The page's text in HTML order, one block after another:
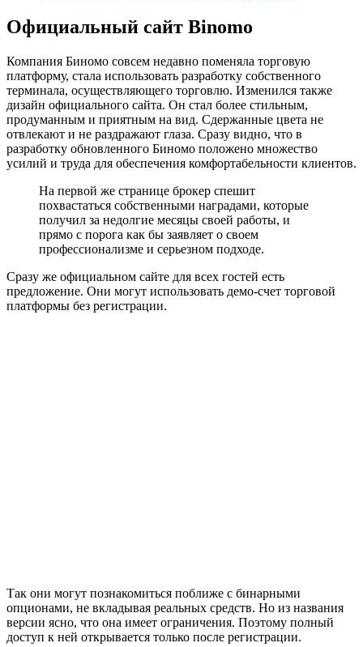
Официальный сайт Binomo
Компания Биномо совсем недавно поменяла торговую
платформу, стала использовать разработку собственного
терминала, осуществляющего торговлю. Изменился также
дизайн официального сайта. Он стал более стильным,
продуманным и приятным на вид. Сдержанные цвета не
отвлекают и не раздражают глаза. Сразу видно, что в
разработку обновленного Биномо положено множество
усилий и труда для обеспечения комфортабельности клиентов.
На первой же странице брокер спешит
похвастаться собственными наградами, которые
получил за недолгие месяцы своей работы, и
прямо с порога как бы заявляет о своем
профессионализме и серьезном подходе.
Сразу же официальном сайте для всех гостей есть
предложение. Они могут использовать демо-счет торговой
платформы без регистрации.
Так они могут познакомиться поближе с бинарными
опционами, не вкладывая реальных средств. Но из названия
версии ясно, что она имеет ограничения. Поэтому полный
доступ к ней открывается только после регистрации.